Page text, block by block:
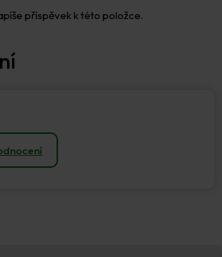
příspěvek k této položce.